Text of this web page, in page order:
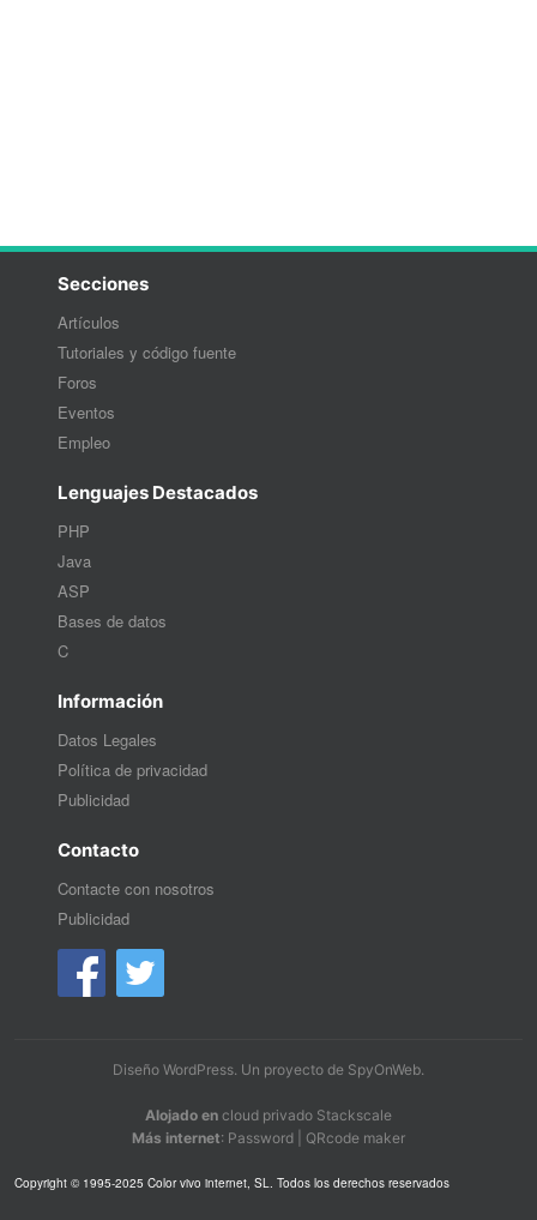
Secciones
Artículos
Tutoriales y código fuente
Foros
Eventos
Empleo
Lenguajes Destacados
PHP
Java
ASP
Bases de datos
C
Información
Datos Legales
Política de privacidad
Publicidad
Contacto
Contacte con nosotros
Publicidad
Diseño WordPress. Un proyecto de SpyOnWeb.
Alojado en cloud privado Stackscale
Más internet: Password QRcode maker
Copyright © 1995-2025 Color vivo internet, SL. Todos los derechos reservados